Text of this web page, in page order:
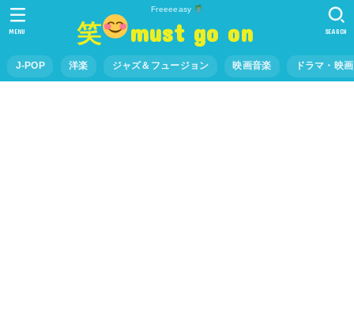
Freeeeasy
笑 must go on
J-POP 洋楽 ジャズ＆フュージョン 映画音楽 ドラマ・映
SEARCH
MENU